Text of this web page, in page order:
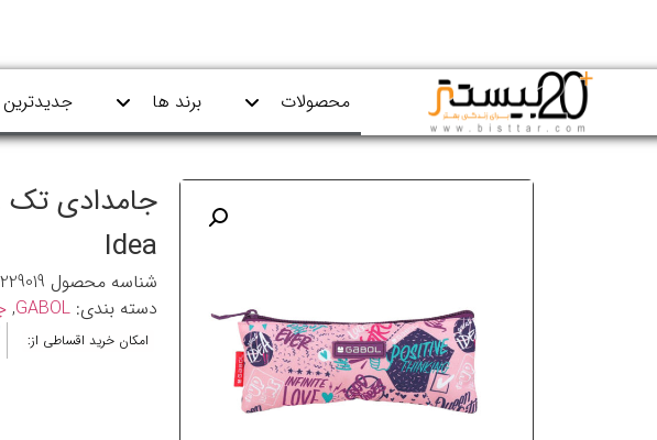
محصولات برند ها
جامدادی تک
Idea
شناسه محصول
دسته بندی: GABOL
,
امکان خرید اقساطی از: